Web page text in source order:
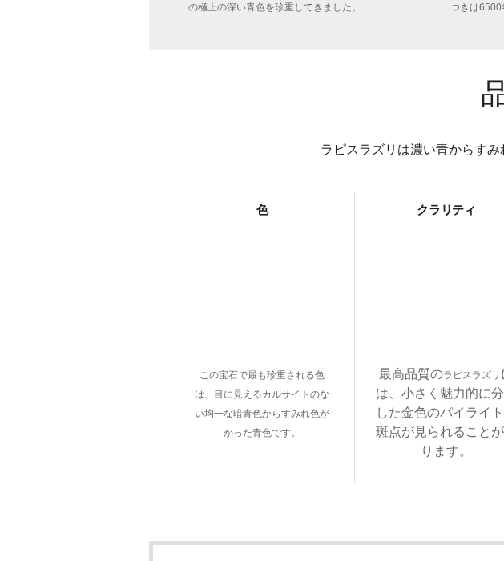
の極上の深い青色を珍重してきました。
つきは6500
ラピスラズリは濃い青からすみ
色
この宝石で最も珍重される色
は、目に見えるカルサイトのな
い均一な暗青色からすみれ色が
かった青色です。
クラリティ
最高品質のラピスラズリ
は、小さく魅力的に
した金色のパイライ
斑点が見られること
ります。